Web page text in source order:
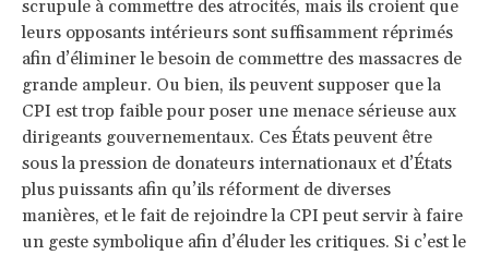
scrupule à commettre des atrocités, mais ils croient que
leurs opposants intérieurs sont suffisamment réprimés
afin d’éliminer le besoin de commettre des massacres de
grande ampleur. Ou bien, ils peuvent supposer que la
CPI est trop faible pour poser une menace sérieuse aux
dirigeants gouvernementaux. Ces États peuvent être
sous la pression de donateurs internationaux et d’États
plus puissants afin qu’ils réforment de diverses
manières, et le fait de rejoindre la CPI peut servir à faire
un geste symbolique afin d’éluder les critiques. Si c’est le